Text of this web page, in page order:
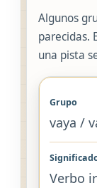
Algunos
parecidas.
una pista
vaya /
Verbo